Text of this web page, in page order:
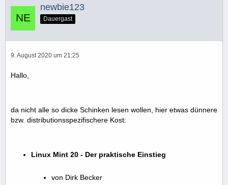
newbie123
Dauergast
9. August 2020 um 21:25
Hallo,
da nicht alle so dicke Schinken lesen wollen, hier etwas dünnere
bzw. distributionsspezifischere Kost:
Linux Mint 20 - Der praktische Einstieg
von Dirk Becker